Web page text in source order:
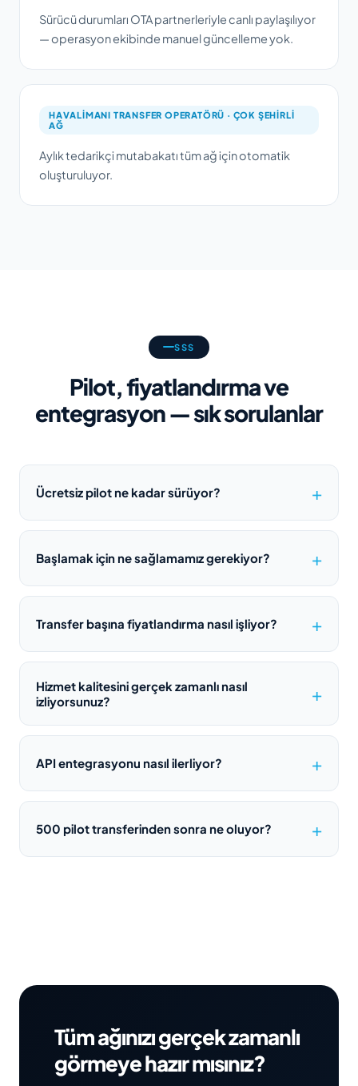
Sürücü durumları OTA partnerleriyle canlı paylaşılıyor
— operasyon ekibinde manuel güncelleme yok.
HAVALIMANI TRANSFER OPERATÖRÜ · ÇOK ŞEHIRLI
AĞ
Aylık tedarikçi mutabakatı tüm ağ için otomatik
oluşturuluyor.
SSS
Pilot, fiyatlandırma ve
entegrasyon — sık sorulanlar
Ücretsiz pilot ne kadar sürüyor?
Başlamak için ne sağlamamız gerekiyor?
Transfer başına fiyatlandırma nasıl işliyor?
Hizmet kalitesini gerçek zamanlı nasıl
izliyorsunuz?
API entegrasyonu nasıl ilerliyor?
500 pilot transferinden sonra ne oluyor?
Tüm ağınızı gerçek zamanlı
görmeye hazır mısınız?